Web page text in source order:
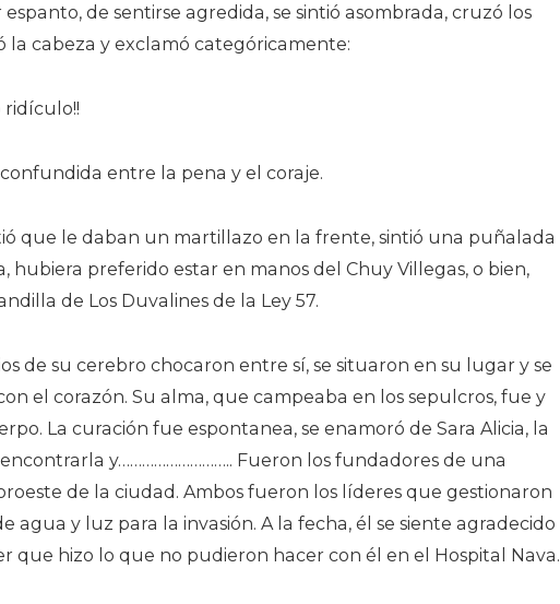
de sentirse agredida, se sintió asombrada, cruzó los
la cabeza y exclamó categóricamente:
ridículo!!
entre la pena y el coraje.
que le daban un martillazo en la frente, sintió una puñalada
hubiera preferido estar en manos del Chuy Villegas, o bien,
de Los Duvalines de la Ley 57.
de su cerebro chocaron entre sí, se situaron en su lugar y se
el corazón. Su alma, que campeaba en los sepulcros, fue y
La curación fue espontanea, se enamoró de Sara Alicia, la
y……………………….. Fueron los fundadores de una
de la ciudad. Ambos fueron los líderes que gestionaron
agua y luz para la invasión. A la fecha, él se siente agradecido
que hizo lo que no pudieron hacer con él en el Hospital Nava.